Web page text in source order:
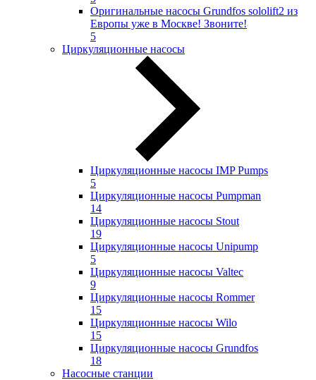
Оригинальные насосы Grundfos sololift2 из
Европы уже в Москве! Звоните!
5
Циркуляционные насосы
Циркуляционные насосы IMP Pumps
5
Циркуляционные насосы Pumpman
14
Циркуляционные насосы Stout
19
Циркуляционные насосы Unipump
5
Циркуляционные насосы Valtec
9
Циркуляционные насосы Rommer
15
Циркуляционные насосы Wilo
15
Циркуляционные насосы Grundfos
18
Насосные станции